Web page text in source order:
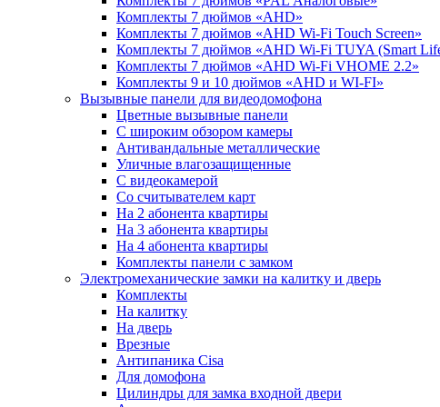
Комплекты 7 дюймов «AHD»
Комплекты 7 дюймов «AHD Wi-Fi Touch Screen»
Комплекты 7 дюймов «AHD Wi-Fi TUYA (Smart
Комплекты 7 дюймов «AHD Wi-Fi VHOME 2.2»
Комплекты 9 и 10 дюймов «AHD и WI-FI»
Вызывные панели для видеодомофона
Цветные вызывные панели
С широким обзором камеры
Антивандальные металлические
Уличные влагозащищенные
С видеокамерой
Со считывателем карт
На 2 абонента квартиры
На 3 абонента квартиры
На 4 абонента квартиры
Комплекты панели с замком
Электромеханические замки на калитку и дверь
Комплекты
На калитку
На дверь
Врезные
Антипаника Cisa
Для домофона
Цилиндры для замка входной двери